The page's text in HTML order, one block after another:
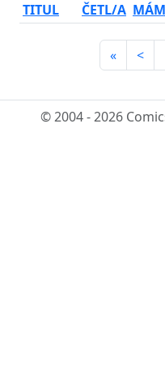
TITUL ČETL/A MÁM
« <
© 2004 - 2026